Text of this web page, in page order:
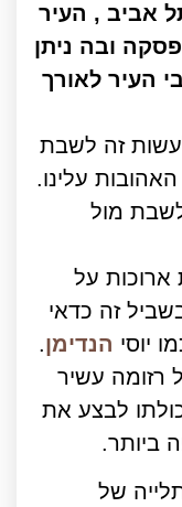
אביב , העיר
ובה ניתן
העיר לאורך
זה לשבת
האהובות עלינו.
לשבת מול
ארוכות על
זה כדאי
יוסי הנדימן.
רזומה עשיר
לבצע את
ביותר.
של